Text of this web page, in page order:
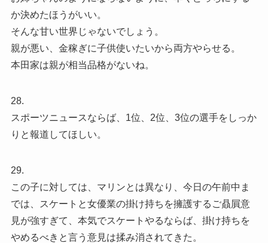
か決めたほうがいい。
そんな甘い世界じゃないでしょう。
親が悪い、金稼ぎに子供使いたいから両方やらせる。
本田家は親が相当品格がないね。
28.
スポーツニュースならば、1位、2位、3位の選手をしっか
りと報道してほしい。
29.
この子に対しては、マリンとは異なり、今日の午前中ま
では、スケートと女優業の掛け持ちを擁護するご贔屓意
見が強すぎて、本気でスケートやるならば、掛け持ちを
やめるべきと言う意見は揉み消されてきた。